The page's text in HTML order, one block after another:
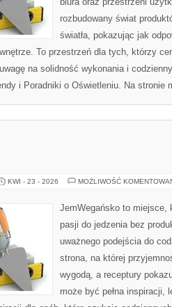
rozbudowany świat
światła, pokazując jak
To przestrzeń dla tych, którzy
na solidność wykonania i
i Poradniki o Oświetleniu. Na
KWI - 23 - 2026 MOŻLIWOŚĆ
JemWegańsko to miejsce,
pasji do jedzenia bez
uważnego podejścia do
strona, na której
wygodą, a receptury
może być pełna inspiracji,